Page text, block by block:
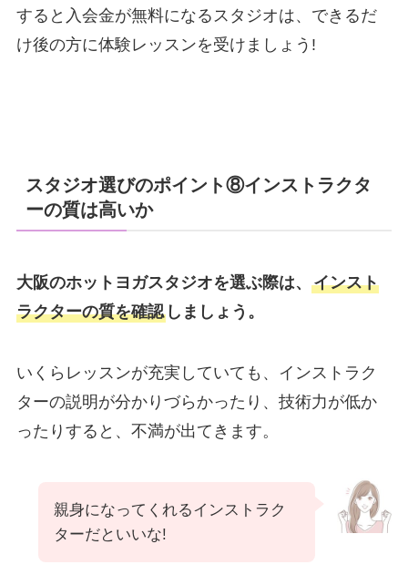
すると入会金が無料になるスタジオは、できるだ
け後の方に体験レッスンを受けましょう!
スタジオ選びのポイント⑧インストラクタ
ーの質は高いか
大阪のホットヨガスタジオを選ぶ際は、 インスト
ラクターの質を確認しましょう。
いくらレッスンが充実していても、インストラク
ターの説明が分かりづらかったり、技術力が低か
ったりすると、不満が出てきます。
親身になってくれるインストラク
ターだといいな!